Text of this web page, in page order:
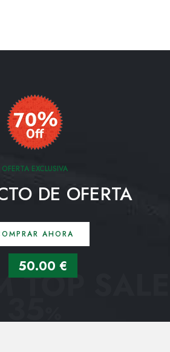
OFERTA EXCLUSIVA
DE OFERTA
AHORA
50.00 €
TOP SALE
35